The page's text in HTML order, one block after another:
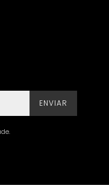
ENVIAR
.